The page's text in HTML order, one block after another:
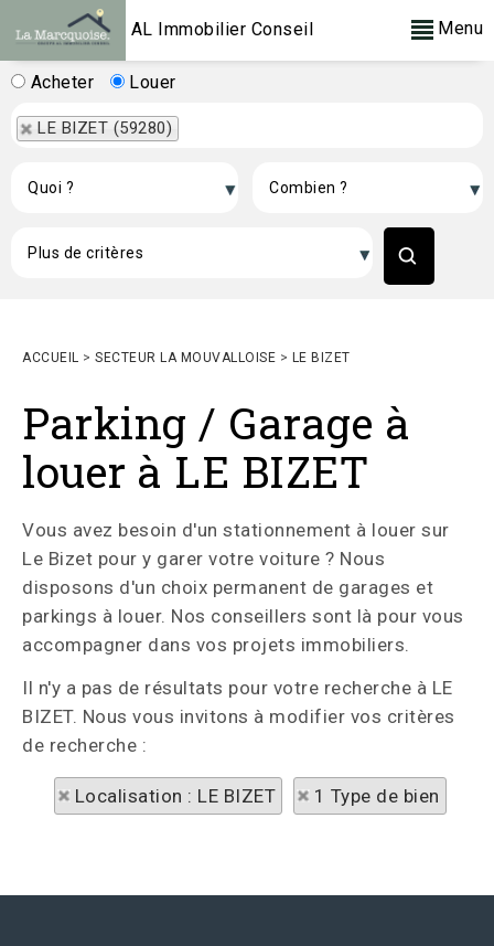
AL Immobilier Conseil Menu
Acheter Louer
LE BIZET (59280)
ACCUEIL > SECTEUR LA MOUVALLOISE > LE BIZET
Parking / Garage à
louer à LE BIZET
Vous avez besoin d'un stationnement à louer sur
Le Bizet pour y garer votre voiture ? Nous
disposons d'un choix permanent de garages et
parkings à louer. Nos conseillers sont là pour vous
accompagner dans vos projets immobiliers.
Il n'y a pas de résultats pour votre recherche à LE
BIZET. Nous vous invitons à modifier vos critères
de recherche :
Localisation : LE BIZET 1 Type de bien